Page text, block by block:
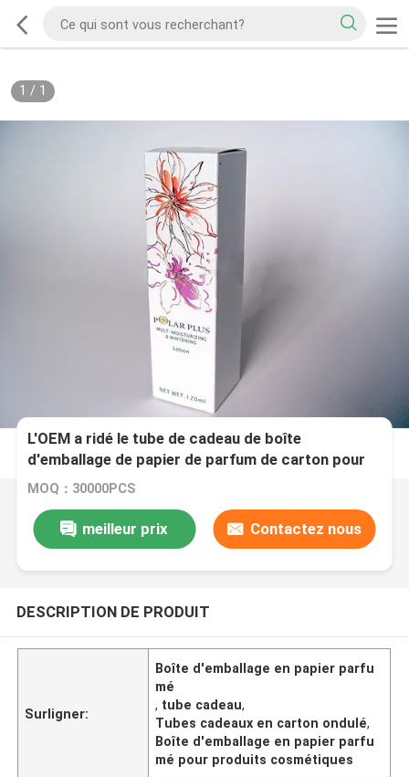
1 / 1
L'OEM a ridé le tube de cadeau de boîte
d'emballage de papier de parfum de carton pour
des cosmétiques
MOQ：30000PCS
meilleur prix Contactez nous
DESCRIPTION DE PRODUIT
Surligner:
Boîte d'emballage en papier parfu
mé
, tube cadeau,
Tubes cadeaux en carton ondulé,
Boîte d'emballage en papier parfu
mé pour produits cosmétiques